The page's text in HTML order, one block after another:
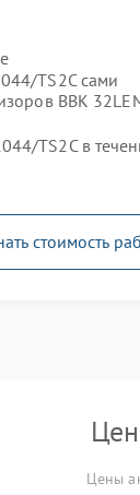
TS2C сами
BBK
TS2C в
стоимость
Цены